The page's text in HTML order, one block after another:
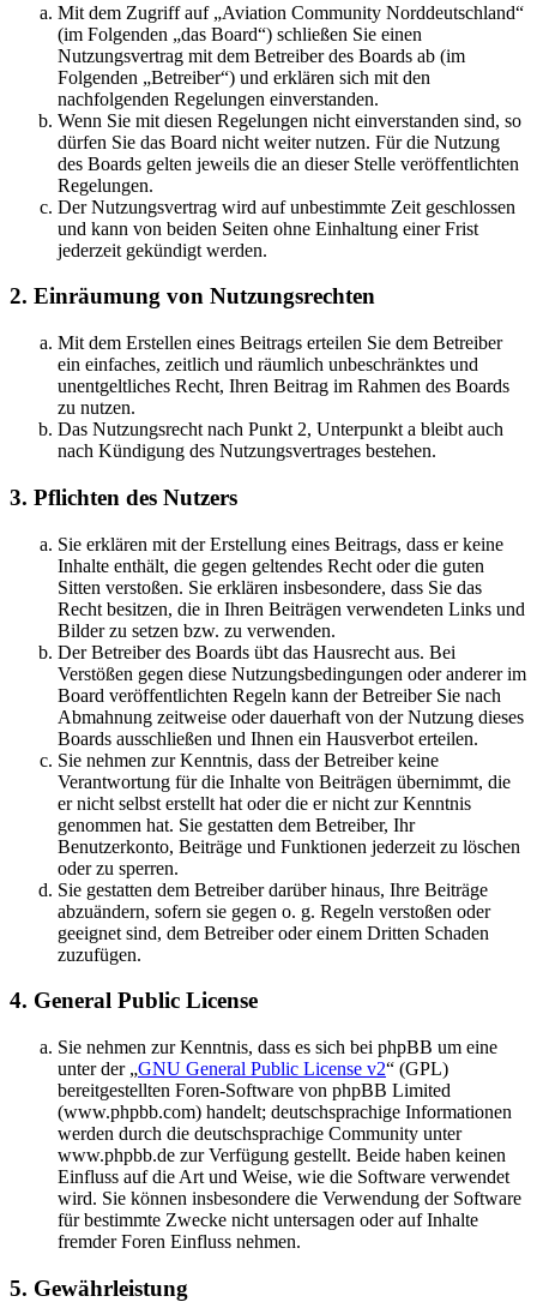
Mit dem Zugriff auf „Aviation Community Norddeutschland“
(im Folgenden „das Board“) schließen Sie einen
Nutzungsvertrag mit dem Betreiber des Boards ab (im
Folgenden „Betreiber“) und erklären sich mit den
nachfolgenden Regelungen einverstanden.
Wenn Sie mit diesen Regelungen nicht einverstanden sind, so
dürfen Sie das Board nicht weiter nutzen. Für die Nutzung
des Boards gelten jeweils die an dieser Stelle veröffentlichten
Regelungen.
Der Nutzungsvertrag wird auf unbestimmte Zeit geschlossen
und kann von beiden Seiten ohne Einhaltung einer Frist
jederzeit gekündigt werden.
2. Einräumung von Nutzungsrechten
Mit dem Erstellen eines Beitrags erteilen Sie dem Betreiber
ein einfaches, zeitlich und räumlich unbeschränktes und
unentgeltliches Recht, Ihren Beitrag im Rahmen des Boards
zu nutzen.
Das Nutzungsrecht nach Punkt 2, Unterpunkt a bleibt auch
nach Kündigung des Nutzungsvertrages bestehen.
3. Pflichten des Nutzers
Sie erklären mit der Erstellung eines Beitrags, dass er keine
Inhalte enthält, die gegen geltendes Recht oder die guten
Sitten verstoßen. Sie erklären insbesondere, dass Sie das
Recht besitzen, die in Ihren Beiträgen verwendeten Links und
Bilder zu setzen bzw. zu verwenden.
Der Betreiber des Boards übt das Hausrecht aus. Bei
Verstößen gegen diese Nutzungsbedingungen oder anderer im
Board veröffentlichten Regeln kann der Betreiber Sie nach
Abmahnung zeitweise oder dauerhaft von der Nutzung dieses
Boards ausschließen und Ihnen ein Hausverbot erteilen.
Sie nehmen zur Kenntnis, dass der Betreiber keine
Verantwortung für die Inhalte von Beiträgen übernimmt, die
er nicht selbst erstellt hat oder die er nicht zur Kenntnis
genommen hat. Sie gestatten dem Betreiber, Ihr
Benutzerkonto, Beiträge und Funktionen jederzeit zu löschen
oder zu sperren.
Sie gestatten dem Betreiber darüber hinaus, Ihre Beiträge
abzuändern, sofern sie gegen o. g. Regeln verstoßen oder
geeignet sind, dem Betreiber oder einem Dritten Schaden
zuzufügen.
4. General Public License
Sie nehmen zur Kenntnis, dass es sich bei phpBB um eine
unter der „GNU General Public License v2“ (GPL)
bereitgestellten Foren-Software von phpBB Limited
(www.phpbb.com) handelt; deutschsprachige Informationen
werden durch die deutschsprachige Community unter
www.phpbb.de zur Verfügung gestellt. Beide haben keinen
Einfluss auf die Art und Weise, wie die Software verwendet
wird. Sie können insbesondere die Verwendung der Software
für bestimmte Zwecke nicht untersagen oder auf Inhalte
fremder Foren Einfluss nehmen.
5. Gewährleistung